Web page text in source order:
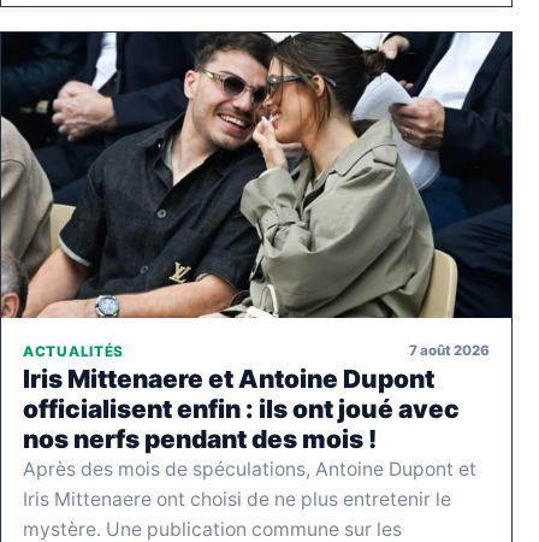
ACTUALITÉS 7 août 2026
Iris Mittenaere et Antoine Dupont
officialisent enfin : ils ont joué avec
nos nerfs pendant des mois !
Après des mois de spéculations, Antoine Dupont et
Iris Mittenaere ont choisi de ne plus entretenir le
mystère. Une publication commune sur les